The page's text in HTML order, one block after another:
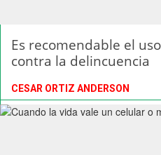
Es recomendable el
contra la delincuencia
CESAR ORTIZ ANDERSON